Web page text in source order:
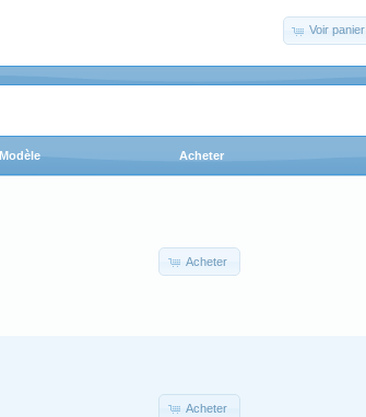
Voir panier
Modèle Acheter
Acheter
Acheter